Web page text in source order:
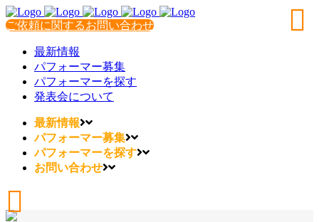
ご依頼に関するお問い合わせ
最新情報
パフォーマー募集
パフォーマーを探す
発表会について
最新情報
パフォーマー募集
パフォーマーを探す
お問い合わせ